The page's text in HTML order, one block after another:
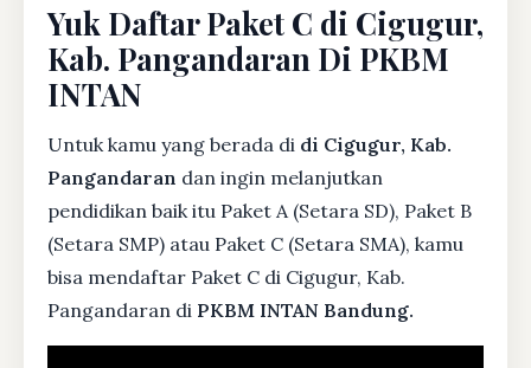
Yuk Daftar Paket C di Cigugur,
Kab. Pangandaran Di PKBM
INTAN
Untuk kamu yang berada di di Cigugur, Kab.
Pangandaran dan ingin melanjutkan
pendidikan baik itu Paket A (Setara SD), Paket B
(Setara SMP) atau Paket C (Setara SMA), kamu
bisa mendaftar Paket C di Cigugur, Kab.
Pangandaran di PKBM INTAN Bandung.